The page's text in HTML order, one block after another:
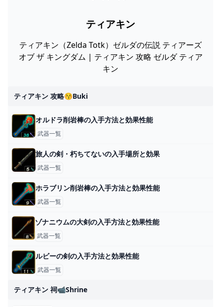
ティアキン
ティアキン（Zelda Totk）ゼルダの伝説 ティアーズ
オブ ザ キングダム | ティアキン 攻略 ゼルダ ティア
キン
ティアキン 攻略😚buki
オルドラ削岩棒の入手方法と効果性能
武器一覧
旅人の剣・朽ちてないの入手場所と効果
武器一覧
ホラブリン削岩棒の入手方法と効果性能
武器一覧
ゾナニウムの大剣の入手方法と効果性能
武器一覧
ルビーの剣の入手方法と効果性能
武器一覧
ティアキン 祠📹shrine